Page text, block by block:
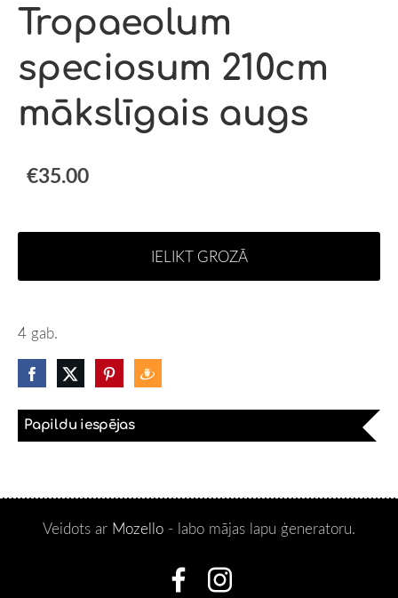
Papildu iespējas
Tropaeolum
speciosum 210cm
mākslīgais augs
€35.00
IELIKT GROZĀ
4 gab.
Veidots ar Mozello - labo mājas lapu ģeneratoru.